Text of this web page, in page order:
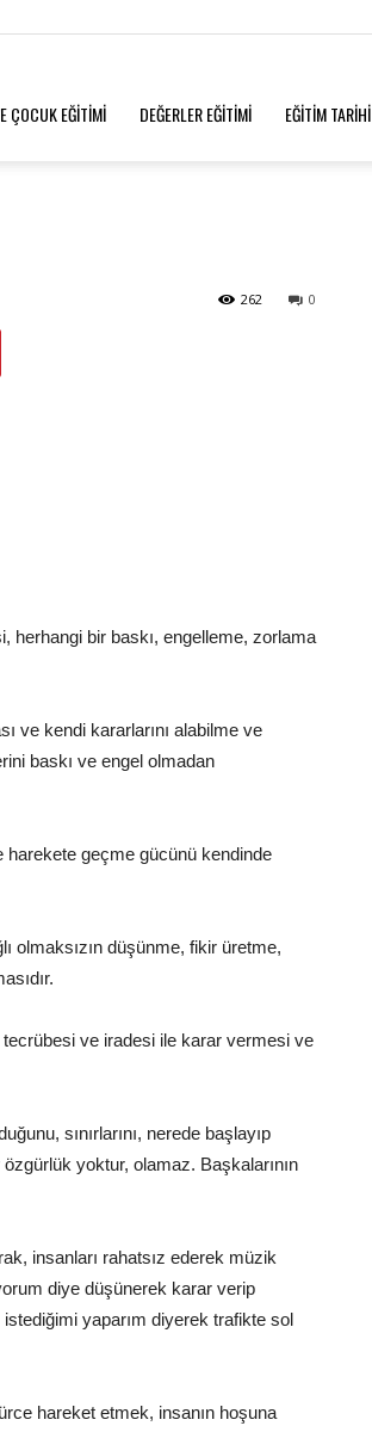
ÇOCUK EĞİTİMİ DEĞERLER EĞİTİMİ EĞİTİM TARİHİ
0
262
herhangi bir baskı, engelleme, zorlama
ve kendi kararlarını alabilme ve
baskı ve engel olmadan
geçme gücünü kendinde
olmaksızın düşünme, fikir üretme,
ve iradesi ile karar vermesi ve
sınırlarını, nerede başlayıp
özgürlük yoktur, olamaz. Başkalarının
insanları rahatsız ederek müzik
diye düşünerek karar verip
yaparım diyerek trafikte sol
hareket etmek, insanın hoşuna